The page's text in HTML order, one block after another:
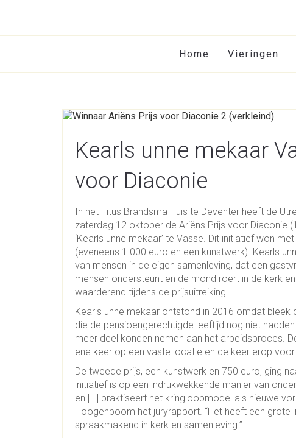
Home Vieringen
Kearls unne mekaar
voor Diaconie
In het Titus Brandsma Huis te Deventer heeft de
zaterdag 12 oktober de Ariëns Prijs voor Diaconie
‘Kearls unne mekaar’ te Vasse. Dit initiatief won
(eveneens 1.000 euro en een kunstwerk). Kearls
van mensen in de eigen samenleving, dat een
mensen ondersteunt en de mond roert in de kerk
waarderend tijdens de prijsuitreiking.
Kearls unne mekaar ontstond in 2016 omdat
die de pensioengerechtigde leeftijd nog niet
meer deel konden nemen aan het arbeidsproces.
ene keer op een vaste locatie en de keer erop
De tweede prijs, een kunstwerk en 750 euro, ging
initiatief is op een indrukwekkende manier van
en […] praktiseert het kringloopmodel als nieuwe
Hoogenboom het juryrapport. “Het heeft een grote
spraakmakend in kerk en samenleving.”